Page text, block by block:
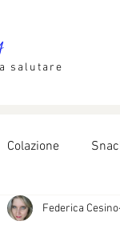
salutare
Colazione
Lievitati
Federica Cesino